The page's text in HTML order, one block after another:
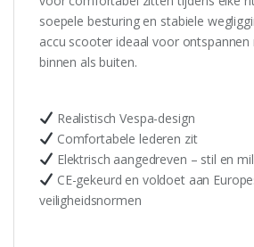
soepele besturing en stabiele
accu scooter ideaal voor ontspannen
binnen als buiten.
Realistisch Vespa-design
Comfortabele lederen zit
Elektrisch aangedreven – stil en
CE-gekeurd en voldoet aan
veiligheidsnormen